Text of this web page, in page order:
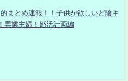
まとめ速報！！子供が欲しいど陰キ
専業主婦！婚活計画編